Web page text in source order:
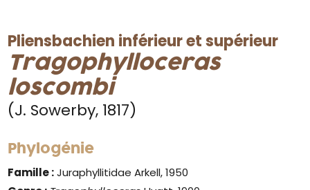
Pliensbachien inférieur et supérieur
Tragophylloceras
loscombi
(J. Sowerby, 1817)
Phylogénie
Famille :Juraphyllitidae Arkell, 1950